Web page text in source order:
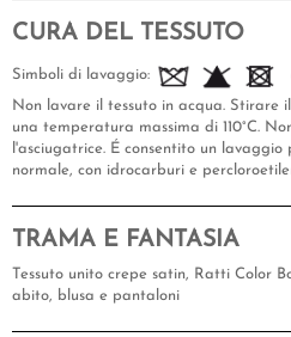
CURA DEL TESSUTO
Simboli di lavaggio:
Non lavare il tessuto in acqua. Stirare
una temperatura massima di 110°C.
l'asciugatrice. É consentito un lavaggio
normale, con idrocarburi e
TRAMA E FANTASIA
Tessuto unito crepe satin, Ratti Color
abito, blusa e pantaloni